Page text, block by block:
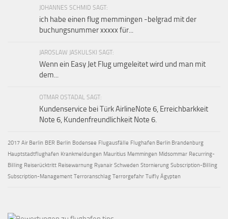
JOHANNES SCHMID SAGT:
ich habe einen flug memmingen -belgrad mit der
buchungsnummer xxxxx für...
JAROSLAW JASKULSKI SAGT:
Wenn ein Easy Jet Flug umgeleitet wird und man mit
dem...
OTMAR OSTADAL SAGT:
Kundenservice bei Türk AirlineNote 6, Erreichbarkkeit
Note 6, Kundenfreundlichkeit Note 6.
2017 Air Berlin BER Berlin Bodensee Flugausfälle Flughafen Berlin Brandenburg
Hauptstadtflughafen Krankmeldungen Mauritius Memmingen Midsommar Recurring-
Billing Reiserücktritt Reisewarnung Ryanair Schweden Stornierung Subscription-Billing
Subscription-Management Terroranschlag Terrorgefahr Tuifly Ägypten